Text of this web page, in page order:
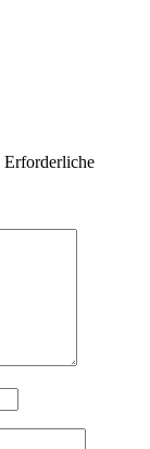
Erforderliche